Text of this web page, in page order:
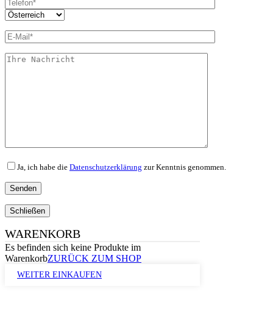
Ja, ich habe die Datenschutzerklärung zur Kenntnis genommen.
Schließen
WARENKORB
Es befinden sich keine Produkte im
WarenkorbZURÜCK ZUM SHOP
WEITER EINKAUFEN